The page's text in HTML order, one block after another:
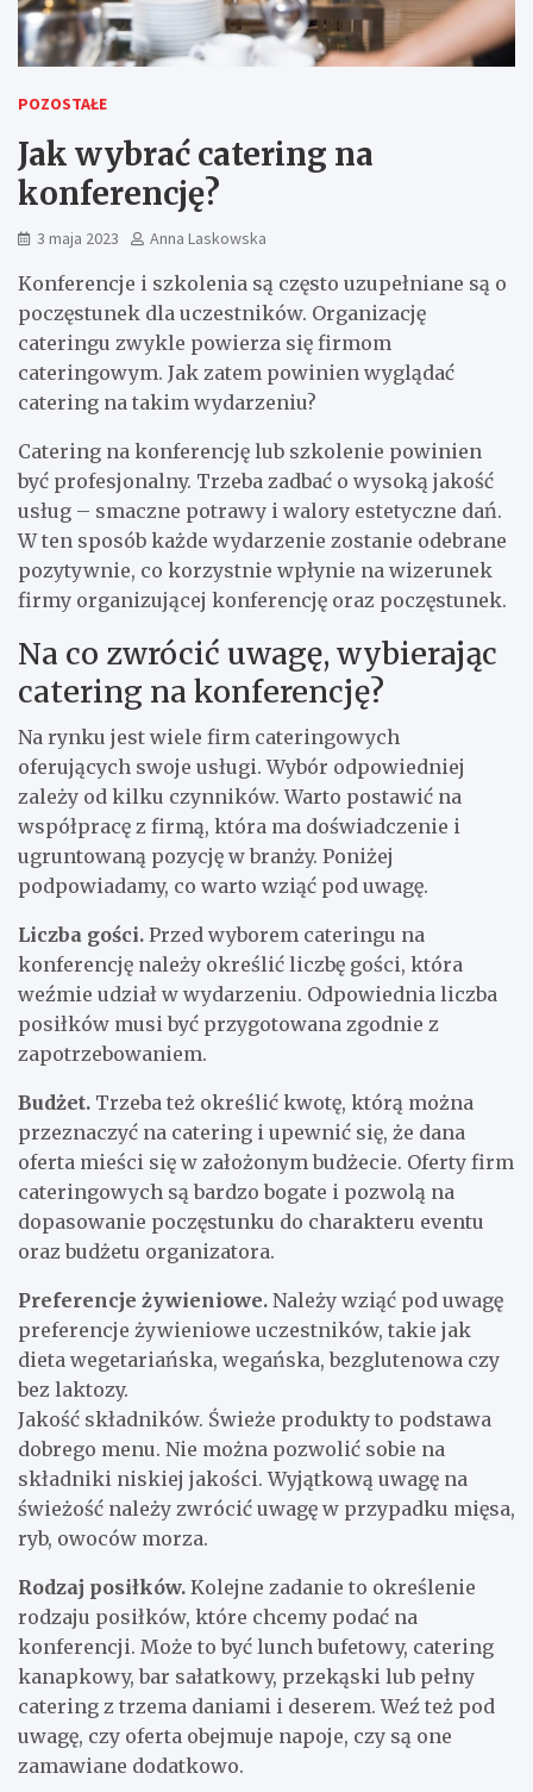
POZOSTAŁE
Jak wybrać catering na
konferencję?
3 maja 2023 Anna Laskowska
Konferencje i szkolenia są często uzupełniane są o
poczęstunek dla uczestników. Organizację
cateringu zwykle powierza się firmom
cateringowym. Jak zatem powinien wyglądać
catering na takim wydarzeniu?
Catering na konferencję lub szkolenie powinien
być profesjonalny. Trzeba zadbać o wysoką jakość
usług – smaczne potrawy i walory estetyczne dań.
W ten sposób każde wydarzenie zostanie odebrane
pozytywnie, co korzystnie wpłynie na wizerunek
firmy organizującej konferencję oraz poczęstunek.
Na co zwrócić uwagę, wybierając
catering na konferencję?
Na rynku jest wiele firm cateringowych
oferujących swoje usługi. Wybór odpowiedniej
zależy od kilku czynników. Warto postawić na
współpracę z firmą, która ma doświadczenie i
ugruntowaną pozycję w branży. Poniżej
podpowiadamy, co warto wziąć pod uwagę.
Liczba gości. Przed wyborem cateringu na
konferencję należy określić liczbę gości, która
weźmie udział w wydarzeniu. Odpowiednia liczba
posiłków musi być przygotowana zgodnie z
zapotrzebowaniem.
Budżet. Trzeba też określić kwotę, którą można
przeznaczyć na catering i upewnić się, że dana
oferta mieści się w założonym budżecie. Oferty firm
cateringowych są bardzo bogate i pozwolą na
dopasowanie poczęstunku do charakteru eventu
oraz budżetu organizatora.
Preferencje żywieniowe. Należy wziąć pod uwagę
preferencje żywieniowe uczestników, takie jak
dieta wegetariańska, wegańska, bezglutenowa czy
bez laktozy.
Jakość składników. Świeże produkty to podstawa
dobrego menu. Nie można pozwolić sobie na
składniki niskiej jakości. Wyjątkową uwagę na
świeżość należy zwrócić uwagę w przypadku mięsa,
ryb, owoców morza.
Rodzaj posiłków. Kolejne zadanie to określenie
rodzaju posiłków, które chcemy podać na
konferencji. Może to być lunch bufetowy, catering
kanapkowy, bar sałatkowy, przekąski lub pełny
catering z trzema daniami i deserem. Weź też pod
uwagę, czy oferta obejmuje napoje, czy są one
zamawiane dodatkowo.